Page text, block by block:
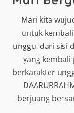
Mari kita
untuk
unggul dari sisi
yang kembali
berkarakter
berjuang